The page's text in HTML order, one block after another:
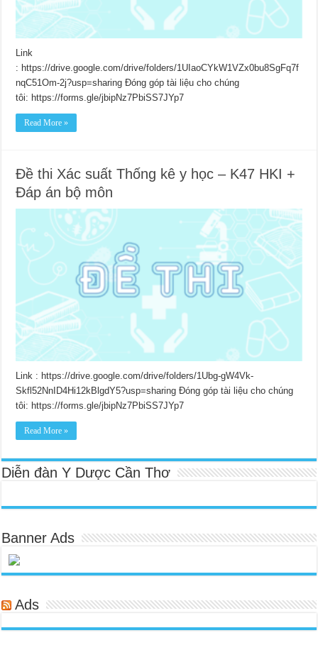
Link
: https://drive.google.com/drive/folders/1UIaoCYkW1VZx0bu8SgFq7f
nqC51Om-2j?usp=sharing Đóng góp tài liệu cho chúng
tôi: https://forms.gle/jbipNz7PbiSS7JYp7
Read More »
Đề thi Xác suất Thống kê y học – K47 HKI +
Đáp án bộ môn
Link : https://drive.google.com/drive/folders/1Ubg-gW4Vk-
Skfl52NnID4Hi12kBlgdY5?usp=sharing Đóng góp tài liệu cho chúng
tôi: https://forms.gle/jbipNz7PbiSS7JYp7
Read More »
Diễn đàn Y Dược Cần Thơ
Banner Ads
Ads